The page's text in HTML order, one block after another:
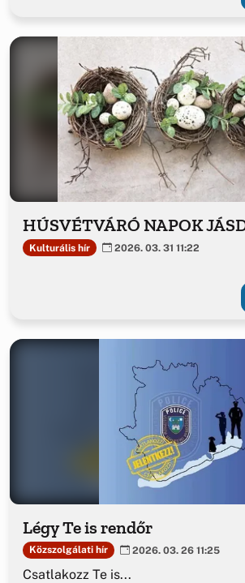
HÚSVÉTVÁRÓ NAPOK
Kulturális hír 2026. 03. 31 11:22
Légy Te is rendőr
Közszolgálati hír 2026. 03. 26 11:25
Csatlakozz Te is...